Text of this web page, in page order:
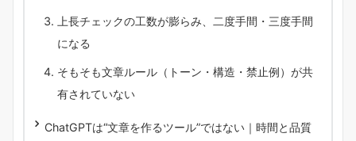
上長チェックの工数が膨らみ、二度手間・三度手間
になる
そもそも文章ルール（トーン・構造・禁止例）が共
有されていない
ChatGPTは“文章を作るツール”ではない｜時間と品質